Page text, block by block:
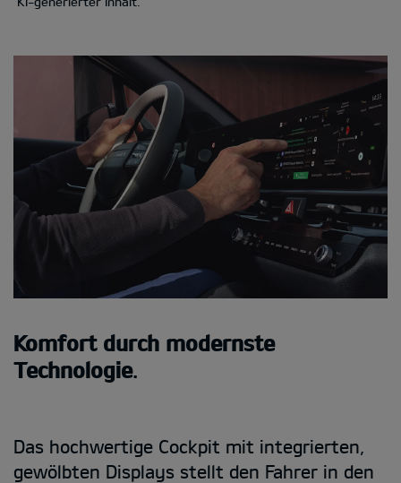
Komfort durch modernste
Technologie.
Das hochwertige Cockpit mit integrierten,
gewölbten Displays stellt den Fahrer in den